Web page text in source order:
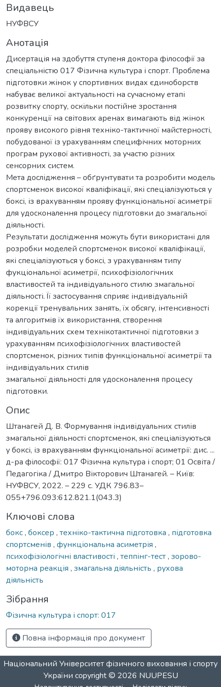
Видавець
НУФВСУ
Анотація
Дисертація на здобуття ступеня доктора філософії за
спеціальністю 017 Фізична культура і спорт. Проблема
підготовки жінок у спортивних видах єдиноборств
набуває великої актуальності на сучасному етапі
розвитку спорту, оскільки постійне зростання
конкуренції на світових аренах вимагають від жінок
прояву високого рівня техніко-тактичної майстерності,
побудованої із урахуванням специфічних моторних
програм рухової активності, за участю різних
сенсорних систем.
Мета дослідження – обґрунтувати та розробити модель
спортсменок високої кваліфікації, які спеціалізуються у
боксі, із врахуванням прояву функціональної асиметрії
для удосконалення процесу підготовки до змагальної
діяльності.
Результати дослідження можуть бути використані для
розробки моделей спортсменок високої кваліфікації,
які спеціалізуються у боксі, з урахуванням типу
фукціональної асиметрії, психофізіологічних
властивостей та індивідуального стилю змагальної
діяльності. Її застосування сприяє індивідуальній
корекції тренувальних занять, їх обсягу, інтенсивності
та алгоритмів їх використання, створення
індивідуальних схем технікотактичної підготовки з
урахуванням психофізіологічних властивостей
спортсменок, різних типів функціональної асиметрії та
індивідуальних стилів
змагальної діяльності для удосконалення процесу
підготовки.
Опис
Штанагей Д. В. Формування індивідуальних стилів
змагальної діяльності спортсменок, які спеціалізуються
у боксі, із врахуванням функціональної асиметрії: дис. ...
д-ра філософії: 017 Фізична культура і спорт; 01 Освіта /
Педагогіка / Дмитро Вікторович Штанагей. – Київ:
НУФВСУ, 2022. – 229 с. УДК 796.83–
055+796.093:612.821.1(043.3)
Ключові слова
бокс, боксер , техніко-тактична підготовка , підготовка
спортсменів , функціональна асиметрія ,
психофізіологічні властивості , теппінг-тест, зорово-
моторна реакція , змагальна діяльність , рухова
діяльність
Зібрання
Фізична культура і спорт: 017
Повна інформація про документ
Національний Університет фізичного виховання і спорту
України copyright © 2026 NUUPESU